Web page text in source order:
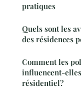
pratiques
Quels sont les
des résidences
Comment les
influencent-
résidentiel?